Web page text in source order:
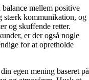
balance mellem positive
stærk kommunikation, og
og skuffende retter.
er der også nogle
for at opretholde
egen mening baseret på